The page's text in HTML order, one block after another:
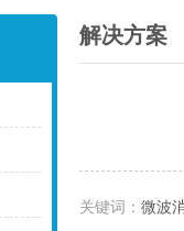
解决方案
关键词： 微波